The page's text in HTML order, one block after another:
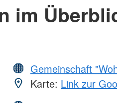
im
Gemeinschaft
Karte: Link zur